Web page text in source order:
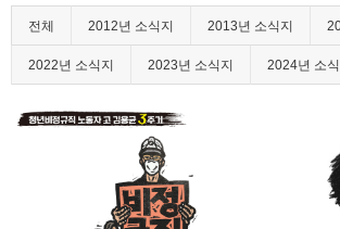
전체 2012년 소식지 2013년 소식지
2022년 소식지 2023년 소식지 2024년 소